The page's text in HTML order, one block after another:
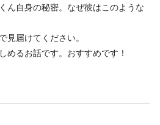
ん自身の秘密。なぜ彼はこのような
見届けてください。
めるお話です。おすすめです！